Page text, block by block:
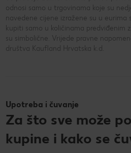
odnosi samo u trgovinama koje su
navedene cijene izražene su u eurima
kupiti samo u količinama predviđenim
su simbolične. Vrijede pravne
društva Kaufland Hrvatska k.d.
Upotreba i čuvanje
Za što sve može
kupine i kako se